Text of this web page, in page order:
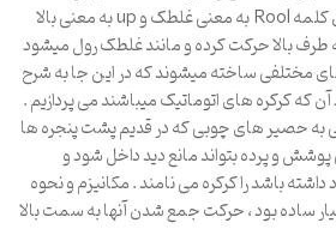
دربهای رولاپ میباشد . تلفیق کلمه Rool به معنی غلطک و up به معنی بالا
طرف بالا حرکت کرده و مانند غلطک رول میشود
مختلفی ساخته میشوند که در این جا به شرح
آن که کرکره های اتوماتیک میباشند می پردازیم .
به حصیر های چوبی که در قدیم پشت پنجره ها
و پرده بتواند مانع دید داخل شود و
باشد را کرکره می نامند . مکانیزم و نحوه
ساده بود ، حرکت جمع شدن آنها به سمت بالا